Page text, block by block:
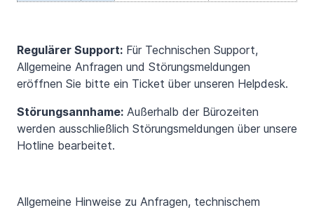
Regulärer Support: Für Technischen Support,
Allgemeine Anfragen und Störungsmeldungen
eröffnen Sie bitte ein Ticket über unseren Helpdesk.
Störungsannhame: Außerhalb der Bürozeiten
werden ausschließlich Störungsmeldungen über unsere
Hotline bearbeitet.
Allgemeine Hinweise zu Anfragen, technischem